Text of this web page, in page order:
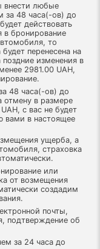
внести любые
за 48 часа(-ов) до
действовать
в бронирование
то
перенесена на
изменения в
2981.00 UAH,
48 часа(-ов) до
отмену в размере
с вас не будет
вами в настоящее
ущерба, а
страховка
или
от возмещения
создадим
почты,
подтверждение об
за 24 часа до